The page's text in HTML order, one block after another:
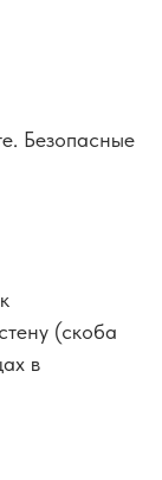
Безопасные
(скоба
в